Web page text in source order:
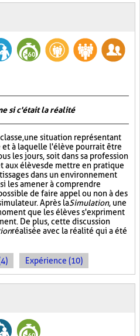
si c'était la réalité
une situation représentant
à laquelle l'élève pourrait être
les jours, soit dans sa profession
élèves de mettre en pratique
dans un environnement
les amener à comprendre
de faire appel ou non à des
Après laSimulation, une
que les élèves s'expriment
De plus, cette discussion
réalisée avec la réalité qui a été
Expérience (10)